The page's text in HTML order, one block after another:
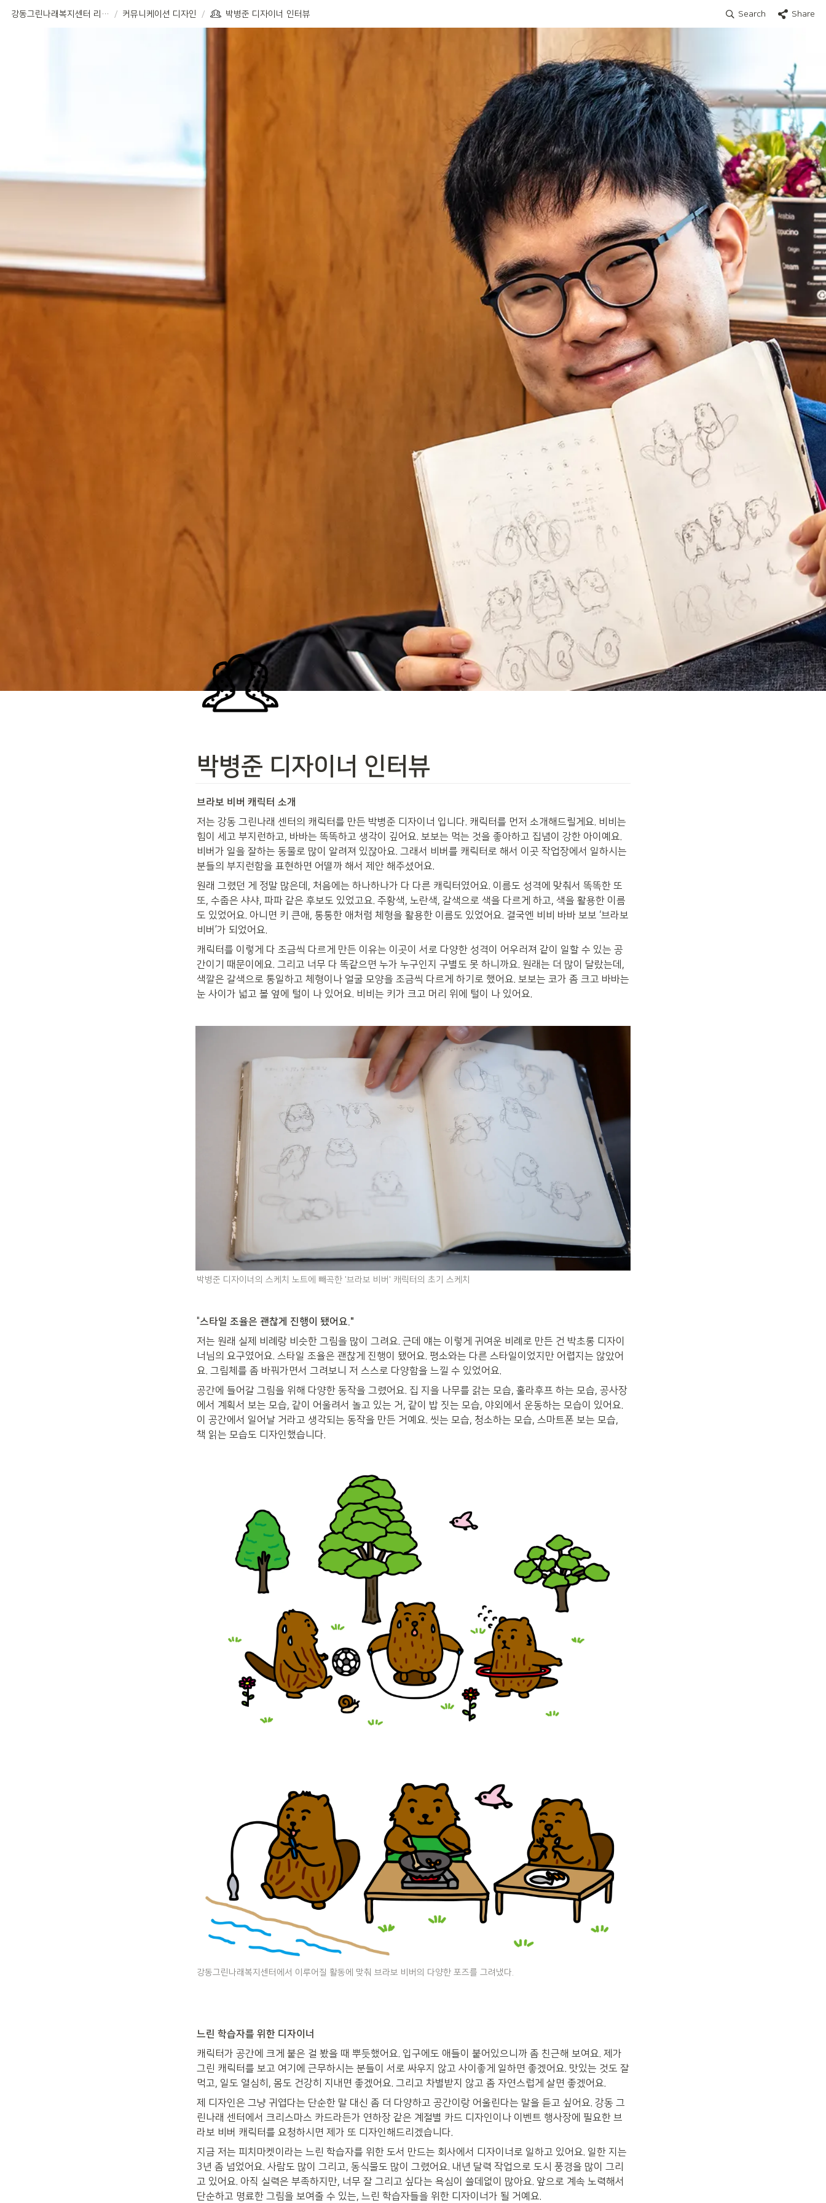
강동그린나래복지센터 리노베이션 / 커뮤니케이션 디자인 / 박병준 디자이너 인터뷰 Search Share
박병준 디자이너 인터뷰
브라보 비버 캐릭터 소개
저는 강동 그린나래 센터의 캐릭터를 만든 박병준 디자이너 입니다. 캐릭터를 먼저 소개해드릴게요. 비비는
힘이 세고 부지런하고, 바바는 똑똑하고 생각이 깊어요. 보보는 먹는 것을 좋아하고 집념이 강한 아이예요.
비버가 일을 잘하는 동물로 많이 알려져 있잖아요. 그래서 비버를 캐릭터로 해서 이곳 작업장에서 일하시는
분들의 부지런함을 표현하면 어떨까 해서 제안 해주셨어요.
원래 그렸던 게 정말 많은데, 처음에는 하나하나가 다 다른 캐릭터였어요. 이름도 성격에 맞춰서 똑똑한 또
또, 수줍은 샤샤, 파파 같은 후보도 있었고요. 주황색, 노란색, 갈색으로 색을 다르게 하고, 색을 활용한 이름
도 있었어요. 아니면 키 큰애, 통통한 애처럼 체형을 활용한 이름도 있었어요. 결국엔 비비 바바 보보 ‘브라보
비버’가 되었어요.
캐릭터를 이렇게 다 조금씩 다르게 만든 이유는 이곳이 서로 다양한 성격이 어우러져 같이 일할 수 있는 공
간이기 때문이에요. 그리고 너무 다 똑같으면 누가 누구인지 구별도 못 하니까요. 원래는 더 많이 달랐는데,
색깔은 갈색으로 통일하고 체형이나 얼굴 모양을 조금씩 다르게 하기로 했어요. 보보는 코가 좀 크고 바바는
눈 사이가 넓고 볼 옆에 털이 나 있어요. 비비는 키가 크고 머리 위에 털이 나 있어요.
박병준 디자이너의 스케치 노트에 빼곡한 '브라보 비버' 캐릭터의 초기 스케치
"스타일 조율은 괜찮게 진행이 됐어요."
저는 원래 실제 비례랑 비슷한 그림을 많이 그려요. 근데 얘는 이렇게 귀여운 비례로 만든 건 박초롱 디자이
너님의 요구였어요. 스타일 조율은 괜찮게 진행이 됐어요. 평소와는 다른 스타일이었지만 어렵지는 않았어
요. 그림체를 좀 바꿔가면서 그려보니 저 스스로 다양함을 느낄 수 있었어요.
공간에 들어갈 그림을 위해 다양한 동작을 그렸어요. 집 지을 나무를 갉는 모습, 훌라후프 하는 모습, 공사장
에서 계획서 보는 모습, 같이 어울려서 놀고 있는 거, 같이 밥 짓는 모습, 야외에서 운동하는 모습이 있어요.
이 공간에서 일어날 거라고 생각되는 동작을 만든 거예요. 씻는 모습, 청소하는 모습, 스마트폰 보는 모습,
책 읽는 모습도 디자인했습니다.
강동그린나래복지센터에서 이루어질 활동에 맞춰 브라보 비버의 다양한 포즈를 그려냈다.
느린 학습자를 위한 디자이너
캐릭터가 공간에 크게 붙은 걸 봤을 때 뿌듯했어요. 입구에도 애들이 붙어있으니까 좀 친근해 보여요. 제가
그린 캐릭터를 보고 여기에 근무하시는 분들이 서로 싸우지 않고 사이좋게 일하면 좋겠어요. 맛있는 것도 잘
먹고, 일도 열심히, 몸도 건강히 지내면 좋겠어요. 그리고 차별받지 않고 좀 자연스럽게 살면 좋겠어요.
제 디자인은 그냥 귀엽다는 단순한 말 대신 좀 더 다양하고 공간이랑 어울린다는 말을 듣고 싶어요. 강동 그
린나래 센터에서 크리스마스 카드라든가 연하장 같은 계절별 카드 디자인이나 이벤트 행사장에 필요한 브
라보 비버 캐릭터를 요청하시면 제가 또 디자인해드리겠습니다.
지금 저는 피치마켓이라는 느린 학습자를 위한 도서 만드는 회사에서 디자이너로 일하고 있어요. 일한 지는
3년 좀 넘었어요. 사람도 많이 그리고, 동식물도 많이 그렸어요. 내년 달력 작업으로 도시 풍경을 많이 그리
고 있어요. 아직 실력은 부족하지만, 너무 잘 그리고 싶다는 욕심이 쓸데없이 많아요. 앞으로 계속 노력해서
단순하고 명료한 그림을 보여줄 수 있는, 느린 학습자들을 위한 디자이너가 될 거예요.